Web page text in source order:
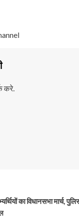
करे.
का विधानसभा मार्च,